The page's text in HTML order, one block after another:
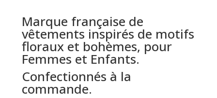
Marque française de
vêtements inspirés de motifs
floraux et bohèmes, pour
Femmes et Enfants.
Confectionnés à la
commande.